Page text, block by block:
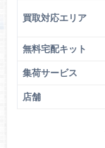
買取対応エリア
無料宅配キット
集荷サービス
店舗